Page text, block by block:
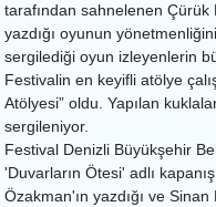
tarafından sahnelenen
yazdığı oyunun
sergilediği oyun izleyenlerin
Festivalin en keyifli atölye
Atölyesi” oldu. Yapılan
sergileniyor.
Festival Denizli Büyükşehir
'Duvarların Ötesi' adlı
Özakman'ın yazdığı ve